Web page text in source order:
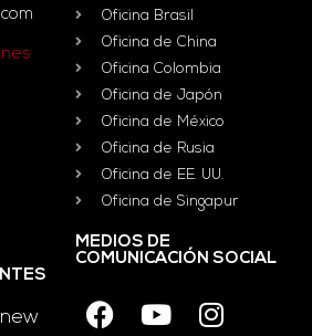
Oficina Brasil
Oficina de China
Oficina Colombia
Oficina de Japón
Oficina de México
Oficina de Rusia
Oficina de EE. UU.
Oficina de Singapur
MEDIOS DE
COMUNICACIÓN SOCIAL